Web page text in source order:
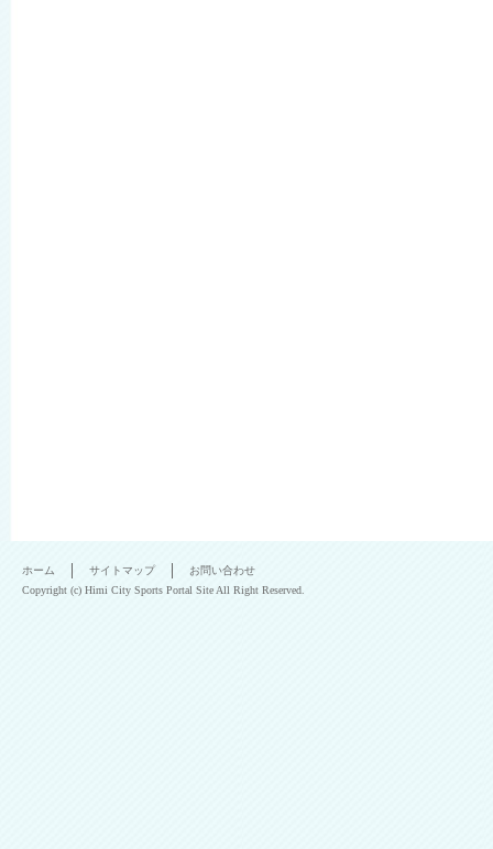
ホーム サイトマップ
お問い合わせ
Copyright (c) Himi City Sports Portal Site All Right Reserved.